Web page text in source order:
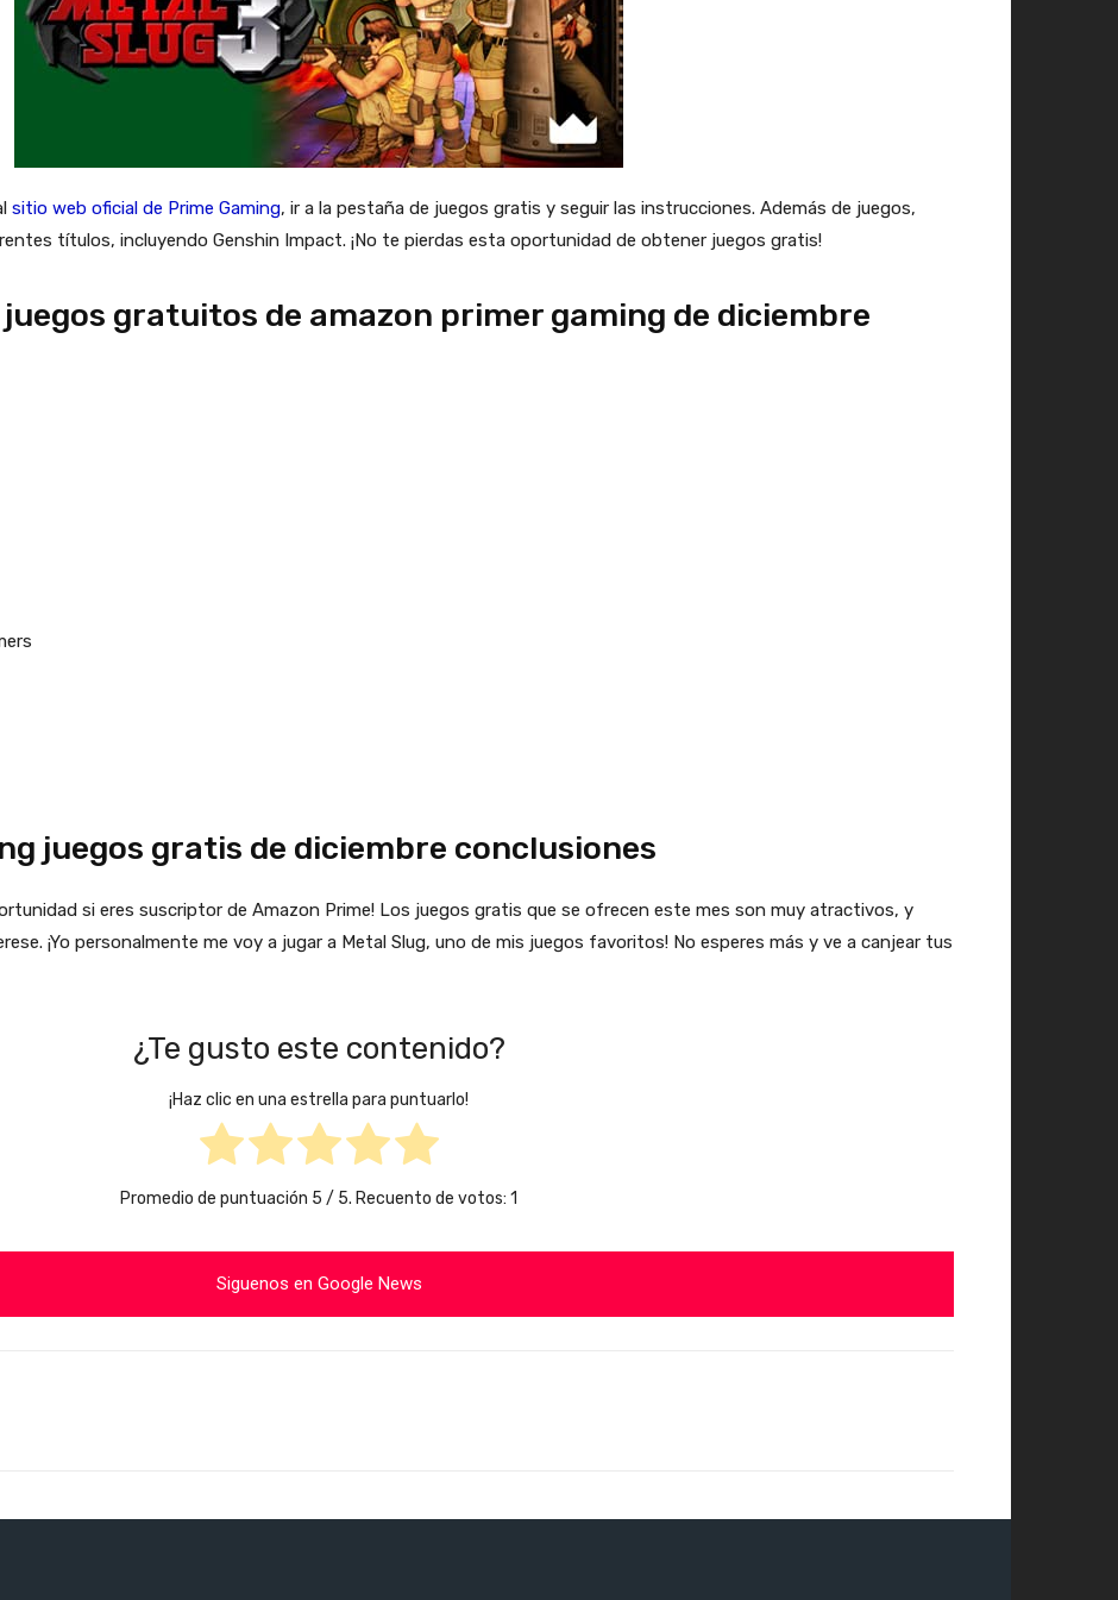
sitio web oficial de Prime Gaming, ir a la pestaña de juegos gratis y seguir las instrucciones. Además de juegos,
títulos, incluyendo Genshin Impact. ¡No te pierdas esta oportunidad de obtener juegos gratis!
juegos gratuitos de amazon primer gaming de diciembre
juegos gratis de diciembre conclusiones
si eres suscriptor de Amazon Prime! Los juegos gratis que se ofrecen este mes son muy atractivos, y
¡Yo personalmente me voy a jugar a Metal Slug, uno de mis juegos favoritos! No esperes más y ve a canjear tus
¿Te gusto este contenido?
¡Haz clic en una estrella para puntuarlo!
Promedio de puntuación 5 / 5. Recuento de votos: 1
Siguenos en Google News